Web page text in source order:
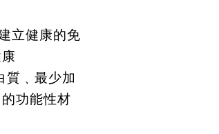
立健康的免
質﹑最少加
功能性材